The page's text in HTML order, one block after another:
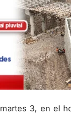
3, en el